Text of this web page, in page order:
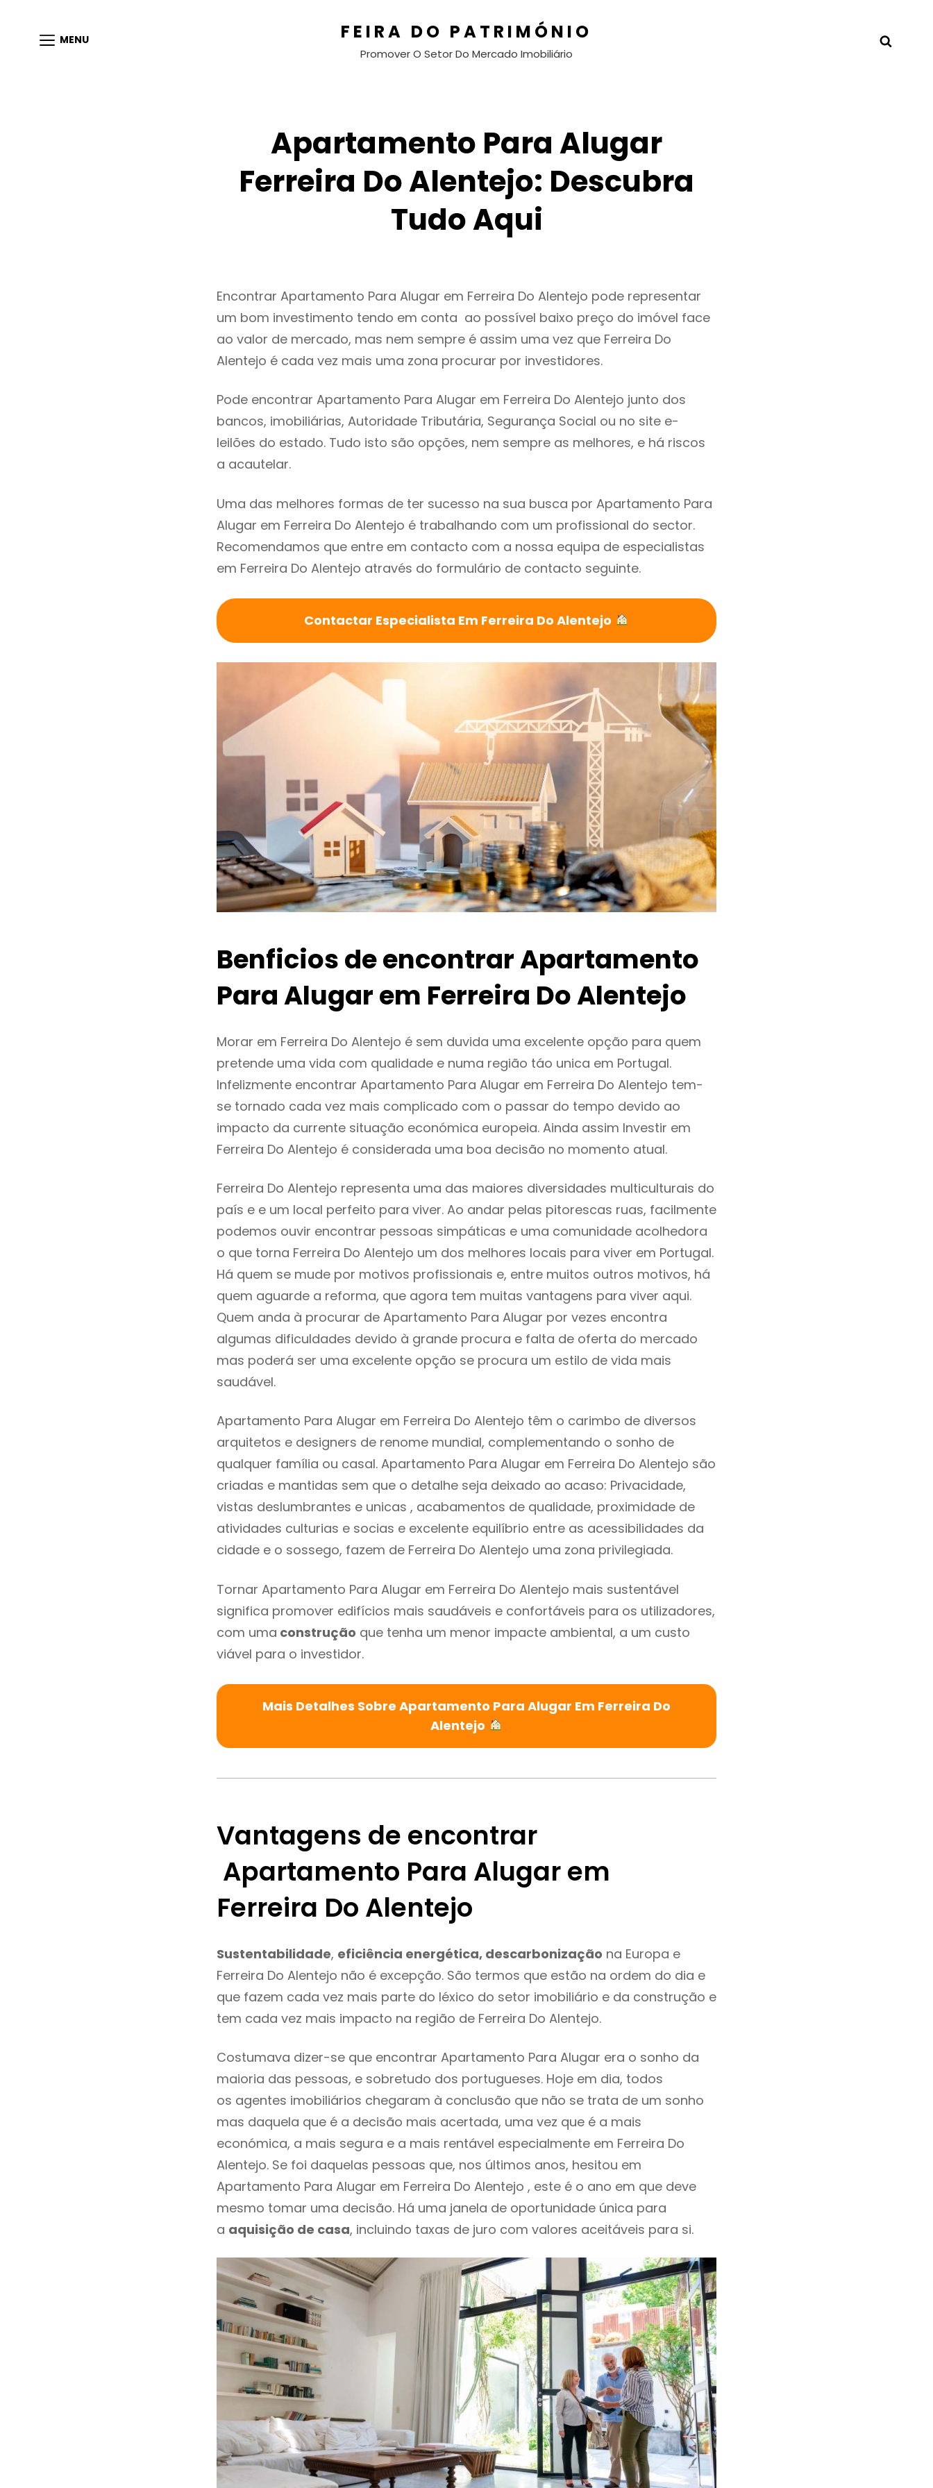
MENU FEIRA DO PATRIMÓNIO
Promover O Setor Do Mercado Imobiliário
Apartamento Para Alugar
Ferreira Do Alentejo: Descubra
Tudo Aqui
Encontrar Apartamento Para Alugar em Ferreira Do Alentejo pode representar
um bom investimento tendo em conta ao possível baixo preço do imóvel face
ao valor de mercado, mas nem sempre é assim uma vez que Ferreira Do
Alentejo é cada vez mais uma zona procurar por investidores.
Pode encontrar Apartamento Para Alugar em Ferreira Do Alentejo junto dos
bancos, imobiliárias, Autoridade Tributária, Segurança Social ou no site e-
leilões do estado. Tudo isto são opções, nem sempre as melhores, e há riscos
a acautelar.
Uma das melhores formas de ter sucesso na sua busca por Apartamento Para
Alugar em Ferreira Do Alentejo é trabalhando com um profissional do sector.
Recomendamos que entre em contacto com a nossa equipa de especialistas
em Ferreira Do Alentejo através do formulário de contacto seguinte.
Contactar Especialista Em Ferreira Do Alentejo
Benficios de encontrar Apartamento
Para Alugar em Ferreira Do Alentejo
Morar em Ferreira Do Alentejo é sem duvida uma excelente opção para quem
pretende uma vida com qualidade e numa região táo unica em Portugal.
Infelizmente encontrar Apartamento Para Alugar em Ferreira Do Alentejo tem-
se tornado cada vez mais complicado com o passar do tempo devido ao
impacto da currente situação económica europeia. Ainda assim Investir em
Ferreira Do Alentejo é considerada uma boa decisão no momento atual.
Ferreira Do Alentejo representa uma das maiores diversidades multiculturais do
país e e um local perfeito para viver. Ao andar pelas pitorescas ruas, facilmente
podemos ouvir encontrar pessoas simpáticas e uma comunidade acolhedora
o que torna Ferreira Do Alentejo um dos melhores locais para viver em Portugal.
Há quem se mude por motivos profissionais e, entre muitos outros motivos, há
quem aguarde a reforma, que agora tem muitas vantagens para viver aqui.
Quem anda à procurar de Apartamento Para Alugar por vezes encontra
algumas dificuldades devido à grande procura e falta de oferta do mercado
mas poderá ser uma excelente opção se procura um estilo de vida mais
saudável.
Apartamento Para Alugar em Ferreira Do Alentejo têm o carimbo de diversos
arquitetos e designers de renome mundial, complementando o sonho de
qualquer família ou casal. Apartamento Para Alugar em Ferreira Do Alentejo são
criadas e mantidas sem que o detalhe seja deixado ao acaso: Privacidade,
vistas deslumbrantes e unicas , acabamentos de qualidade, proximidade de
atividades culturias e socias e excelente equilíbrio entre as acessibilidades da
cidade e o sossego, fazem de Ferreira Do Alentejo uma zona privilegiada.
Tornar Apartamento Para Alugar em Ferreira Do Alentejo mais sustentável
significa promover edifícios mais saudáveis e confortáveis para os utilizadores,
com uma construção que tenha um menor impacte ambiental, a um custo
viável para o investidor.
Mais Detalhes Sobre Apartamento Para Alugar Em Ferreira Do
Alentejo
Vantagens de encontrar
Apartamento Para Alugar em
Ferreira Do Alentejo
Sustentabilidade, eficiência energética, descarbonização na Europa e
Ferreira Do Alentejo não é excepção. São termos que estão na ordem do dia e
que fazem cada vez mais parte do léxico do setor imobiliário e da construção e
tem cada vez mais impacto na região de Ferreira Do Alentejo.
Costumava dizer-se que encontrar Apartamento Para Alugar era o sonho da
maioria das pessoas, e sobretudo dos portugueses. Hoje em dia, todos
os agentes imobiliários chegaram à conclusão que não se trata de um sonho
mas daquela que é a decisão mais acertada, uma vez que é a mais
económica, a mais segura e a mais rentável especialmente em Ferreira Do
Alentejo. Se foi daquelas pessoas que, nos últimos anos, hesitou em
Apartamento Para Alugar em Ferreira Do Alentejo , este é o ano em que deve
mesmo tomar uma decisão. Há uma janela de oportunidade única para
a aquisição de casa, incluindo taxas de juro com valores aceitáveis para si.